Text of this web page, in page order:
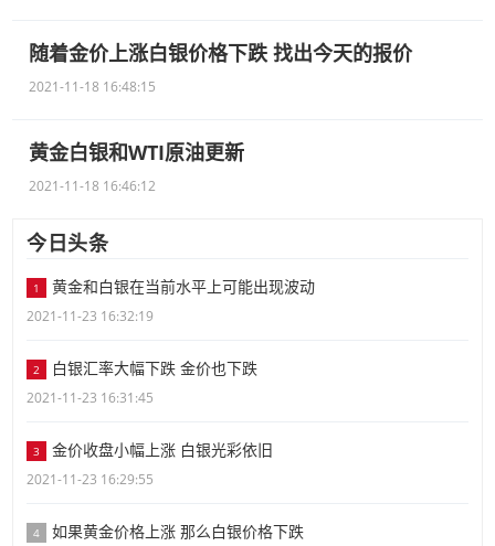
随着金价上涨白银价格下跌 找出今天的报价
2021-11-18 16:48:15
黄金白银和WTI原油更新
2021-11-18 16:46:12
今日头条
1 黄金和白银在当前水平上可能出现波动
2021-11-23 16:32:19
2 白银汇率大幅下跌 金价也下跌
2021-11-23 16:31:45
3 金价收盘小幅上涨 白银光彩依旧
2021-11-23 16:29:55
4 如果黄金价格上涨 那么白银价格下跌